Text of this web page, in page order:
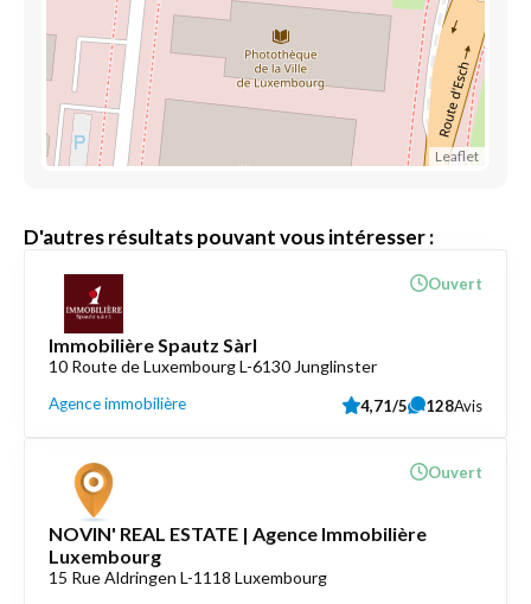
Leaflet
D'autres résultats pouvant vous intéresser :
Immobilière Spautz Sàrl
10 Route de Luxembourg L-6130 Junglinster
Agence immobilière
Ouvert
4,71/5 128Avis
NOVIN' REAL ESTATE | Agence Immobilière
Luxembourg
15 Rue Aldringen L-1118 Luxembourg
Ouvert